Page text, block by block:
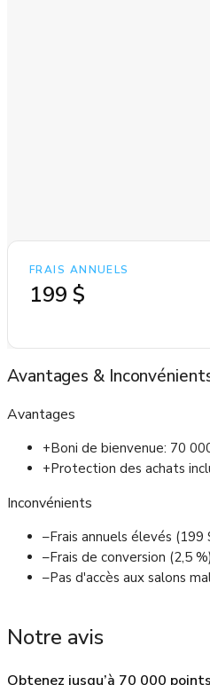
FRAIS ANNUELS
199 $
Avantages &
Avantages
+Boni de bienvenue: 70
+Protection des achats
Inconvénients
–Frais annuels élevés (199
–Frais de conversion (2,5 %)
–Pas d'accès aux salons
Notre avis
Obtenez jusqu’à 70 000